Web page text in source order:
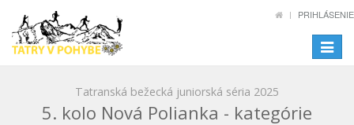
PRIHLÁSENIE
Toggle
Tatranská bežecká juniorská séria 2025
5. kolo Nová Polianka - kategórie